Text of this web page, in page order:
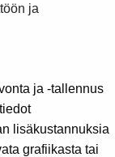
ja
ja -tallennus
lisäkustannuksia
grafiikasta tai